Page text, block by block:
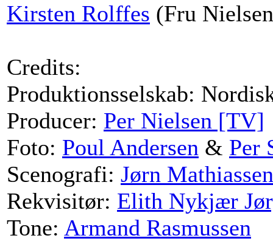
Kirsten Rolffes (Fru
Credits:
Produktionsselskab:
Producer: Per Nielsen [TV]
Foto: Poul Andersen & Per
Scenografi: Jørn Mathiassen
Rekvisitør: Elith Nykjær
Tone: Armand Rasmussen